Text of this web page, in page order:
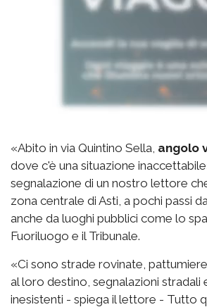
«Abito in via Quintino Sella, angolo
dove c'è una situazione
segnalazione di un nostro lettore
zona centrale di Asti, a pochi passi
anche da luoghi pubblici come lo
Fuoriluogo e il Tribunale.
«Ci sono strade rovinate,
al loro destino, segnalazioni stradali
inesistenti - spiega il lettore - Tutto